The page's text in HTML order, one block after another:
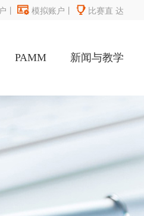
 模拟账户  比赛直 达
PAMM 新闻与教学